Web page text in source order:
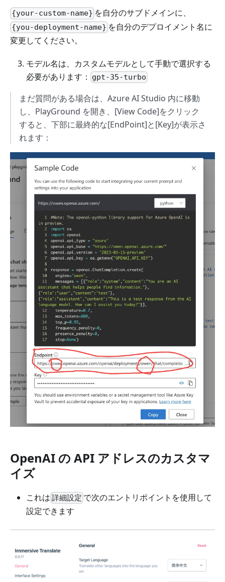
{your-custom-name} を自分のサブドメインに、
{you-deployment-name} を自分のデプロイメント名に
変更してください。
モデル名は、カスタムモデルとして手動で選択する
必要があります：
gpt-35-turbo
まだ質問がある場合は、Azure AI Studio 内に移動
し、PlayGround を開き、[View Code]をクリック
すると、下部に最終的な[EndPoint]と[Key]が表示さ
れます：
OpenAI の API アドレスのカスタマ
イズ
これは 詳細設定 で次のエントリポイントを使用して
設定できます